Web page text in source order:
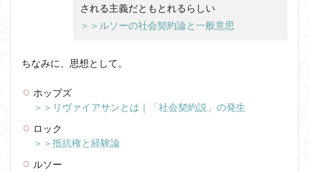
される主義だともとれるらしい
＞＞ルソーの社会契約論と一般意思
ちなみに、思想として。
ホッブズ
＞＞リヴァイアサンとは｜「社会契約説」の発生
ロック
＞＞抵抗権と経験論
ルソー